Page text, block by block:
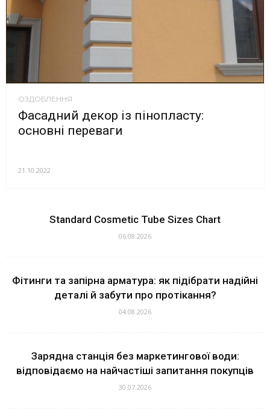
ОЗДОБЛЕННЯ
Фасадний декор із пінопласту:
основні переваги
21.10.2022
Standard Cosmetic Tube Sizes Chart
06.08.2026
Фітинги та запірна арматура: як підібрати надійні
деталі й забути про протікання?
04.08.2026
Зарядна станція без маркетингової води:
відповідаємо на найчастіші запитання покупців
30.07.2026